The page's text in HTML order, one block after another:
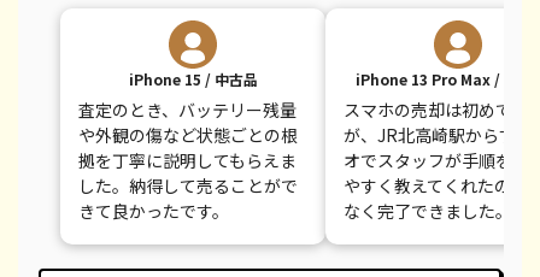
iPhone 15 / 中古品
査定のとき、バッテリー残量
や外観の傷など状態ごとの根
拠を丁寧に説明してもらえま
した。納得して売ることがで
きて良かったです。
iPhone 13 Pro Max / 画面
スマホの売却は初めてで
が、JR北高崎駅からすぐ
オでスタッフが手順をわ
やすく教えてくれたので
なく完了できました。